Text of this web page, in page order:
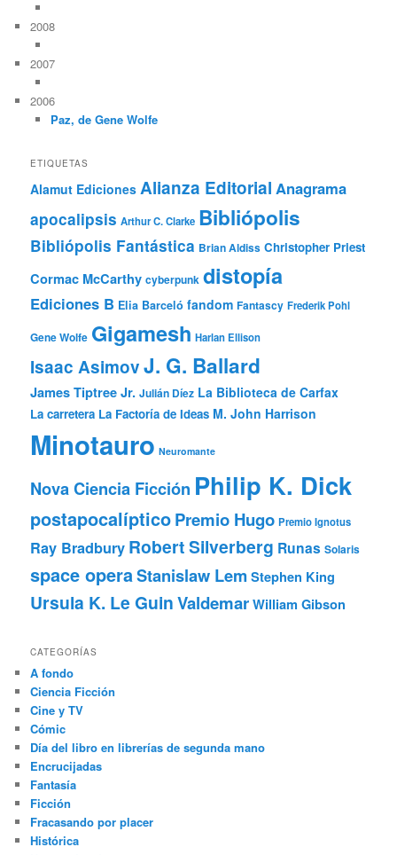
2008
2007
2006
Paz, de Gene Wolfe
ETIQUETAS
Alamut Ediciones Alianza Editorial Anagrama
apocalipsis Arthur C. Clarke Bibliópolis
Bibliópolis Fantástica Brian Aldiss Christopher Priest
Cormac McCarthy cyberpunk distopía
Ediciones B Elia Barceló fandom Fantascy Frederik Pohl
Gene Wolfe Gigamesh Harlan Ellison
Isaac AsimovJ. G. Ballard
James Tiptree Jr. Julián Díez La Biblioteca de Carfax
La carretera La Factoría de Ideas M. John Harrison
Minotauro Neuromante
Nova Ciencia Ficción Philip K. Dick
postapocalípticoPremio Hugo Premio Ignotus
Ray Bradbury Robert Silverberg Runas Solaris
space operaStanislaw Lem Stephen King
Ursula K. Le GuinValdemarWilliam Gibson
CATEGORÍAS
A fondo
Ciencia Ficción
Cine y TV
Cómic
Día del libro en librerías de segunda mano
Encrucijadas
Fantasía
Ficción
Fracasando por placer
Histórica